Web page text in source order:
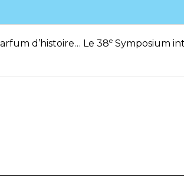
d’histoire… Le 38eSymposium